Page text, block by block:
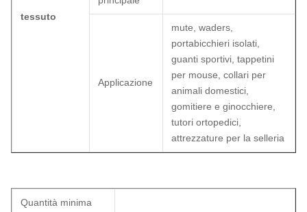
tessuto
Applicazione
mute, waders,
portabicchieri isolati,
guanti sportivi, tappetini
per mouse, collari per
animali domestici,
gomitiere e ginocchiere,
tutori ortopedici,
attrezzature per la selleria
Quantità minima